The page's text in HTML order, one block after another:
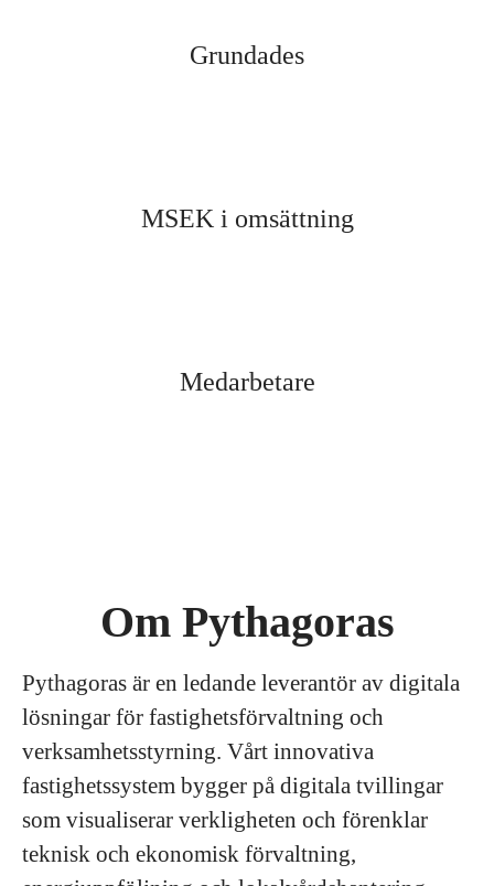
Grundades
MSEK i omsättning
Medarbetare
Om Pythagoras
Pythagoras är en ledande leverantör av digitala
lösningar för fastighetsförvaltning och
verksamhetsstyrning. Vårt innovativa
fastighetssystem bygger på digitala tvillingar
som visualiserar verkligheten och förenklar
teknisk och ekonomisk förvaltning,